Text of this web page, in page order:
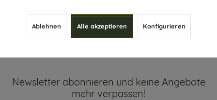
Newsletter abonnieren und keine Angebote
mehr verpassen!
Ablehnen Alle akzeptieren Konfigurieren